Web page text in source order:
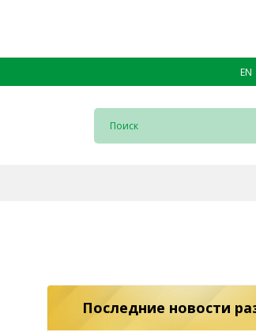
EN
Последние новости